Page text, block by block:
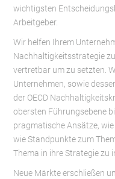
wichtigsten
Arbeitgeber.
Wir helfen Ihrem
Nachhaltigkeitsstrategie
vertretbar um zu setzten.
Unternehmen, sowie
der OECD
obersten Führungsebene
pragmatische Ansätze,
wie Standpunkte zum
Thema in ihre Strategie zu
Neue Märkte erschließen